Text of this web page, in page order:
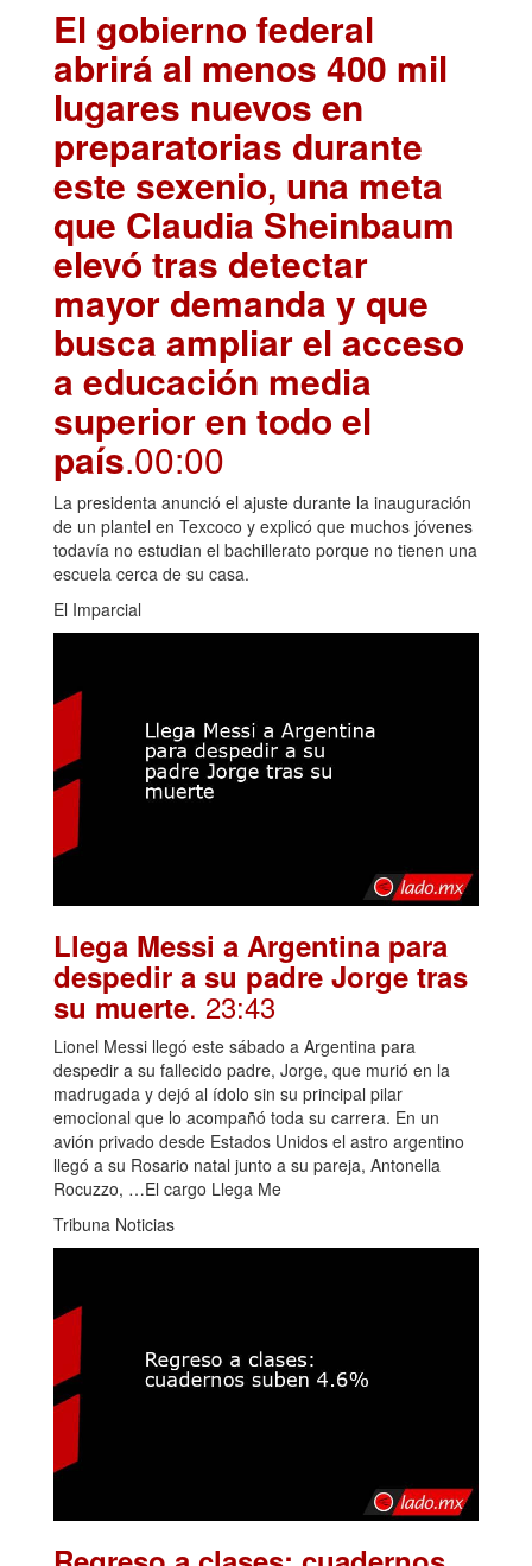
El gobierno federal
abrirá al menos 400 mil
lugares nuevos en
preparatorias durante
este sexenio, una meta
que Claudia Sheinbaum
elevó tras detectar
mayor demanda y que
busca ampliar el acceso
a educación media
superior en todo el
país.00:00
La presidenta anunció el ajuste durante la inauguración
de un plantel en Texcoco y explicó que muchos jóvenes
todavía no estudian el bachillerato porque no tienen una
escuela cerca de su casa.
El Imparcial
Llega Messi a Argentina para
despedir a su padre Jorge tras
su muerte. 23:43
Lionel Messi llegó este sábado a Argentina para
despedir a su fallecido padre, Jorge, que murió en la
madrugada y dejó al ídolo sin su principal pilar
emocional que lo acompañó toda su carrera. En un
avión privado desde Estados Unidos el astro argentino
llegó a su Rosario natal junto a su pareja, Antonella
Rocuzzo, …El cargo Llega Me
Tribuna Noticias